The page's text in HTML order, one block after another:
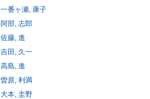
一番ヶ瀬, 康子
阿部, 志郎
佐藤, 進
吉田, 久一
高島, 進
曽原, 利満
大本, 圭野